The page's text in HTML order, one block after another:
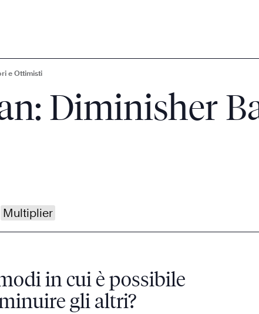
e Ottimisti
Diminisher
Multiplier
in cui è possibile
gli altri?